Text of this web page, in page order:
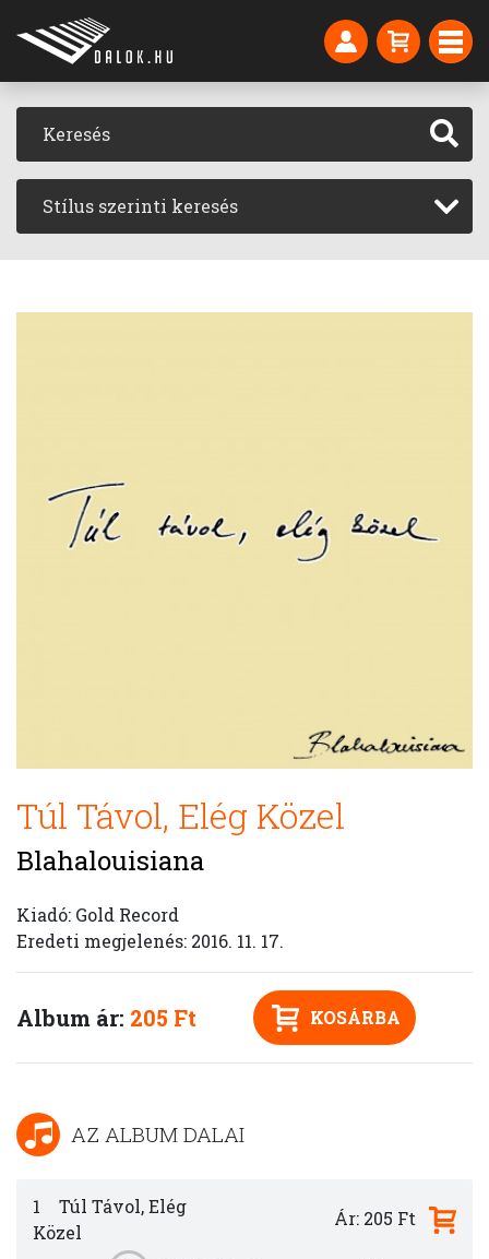
Stílus szerinti keresés
Túl Távol, Elég Közel
Blahalouisiana
Kiadó: Gold Record
Eredeti megjelenés: 2016. 11. 17.
Album ár: 205 Ft KOSÁRBA
AZ ALBUM DALAI
1
Túl Távol, Elég
Közel
Ár: 205 Ft